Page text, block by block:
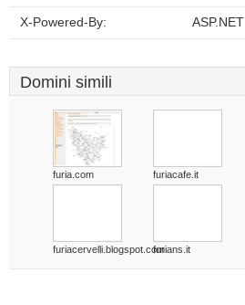
X-Powered-By: ASP.NET
Domini simili
furia.com furiacafe.it
furiacervelli.blogspot.comfurians.it